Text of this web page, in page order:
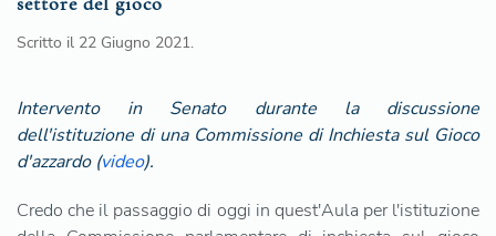
Scritto il 22 Giugno 2021.
Intervento in Senato durante la discussione
dell'istituzione di una Commissione di Inchiesta sul Gioco
d'azzardo (video).
Credo che il passaggio di oggi in quest'Aula per l'istituzione